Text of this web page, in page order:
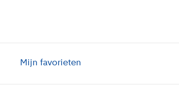
Mijn favorieten